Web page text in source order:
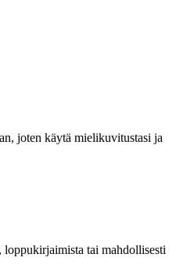
joten käytä mielikuvitustasi ja
tai mahdollisesti